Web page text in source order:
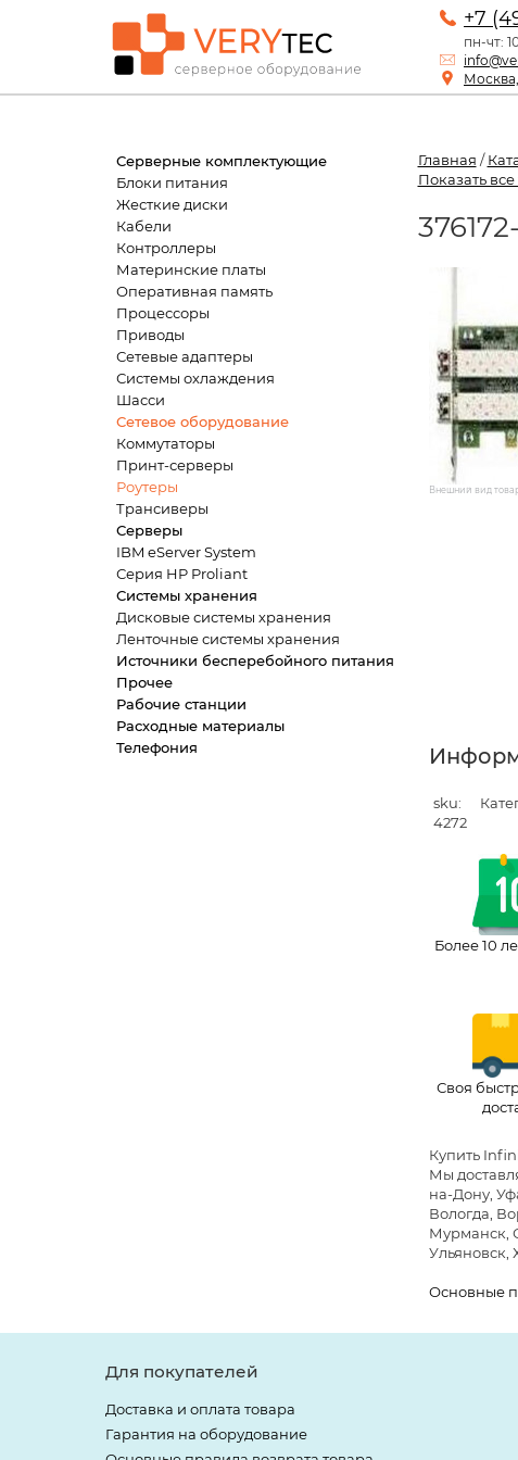
+7
пн-чт:
Серверные комплектующие
Блоки питания
Жесткие диски
Кабели
Контроллеры
Материнские платы
Оперативная память
Процессоры
Приводы
Сетевые адаптеры
Системы охлаждения
Шасси
Сетевое оборудование
Коммутаторы
Принт-серверы
Роутеры
Трансиверы
Серверы
IBM eServer System
Серия HP Proliant
Системы хранения
Дисковые системы хранения
Ленточные системы хранения
Источники бесперебойного питания
Прочее
Рабочие станции
Расходные материалы
Телефония
Главная /
Показать
Внешний вид
sku:
4272
Более 10
Своя
Купить
Мы
на-Дону,
Вологда,
Мурманск,
Ульяновск,
Основные
Для покупателей
Доставка и оплата товара
Гарантия на оборудование